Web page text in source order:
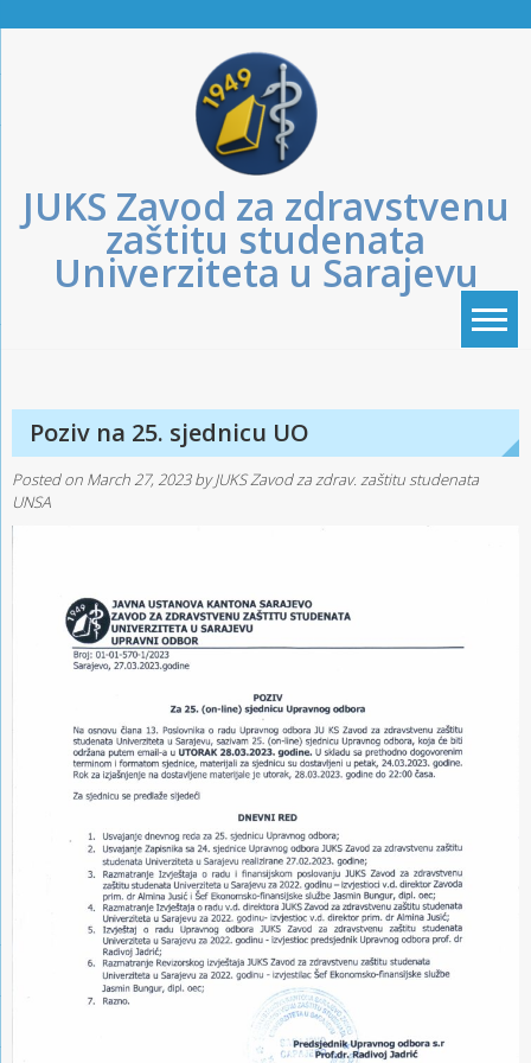
content
JUKS Zavod za zdravstvenu
zaštitu studenata
Univerziteta u Sarajevu
Poziv na 25. sjednicu UO
Posted on March 27, 2023byJUKS Zavod za zdrav. zaštitu studenata
UNSA